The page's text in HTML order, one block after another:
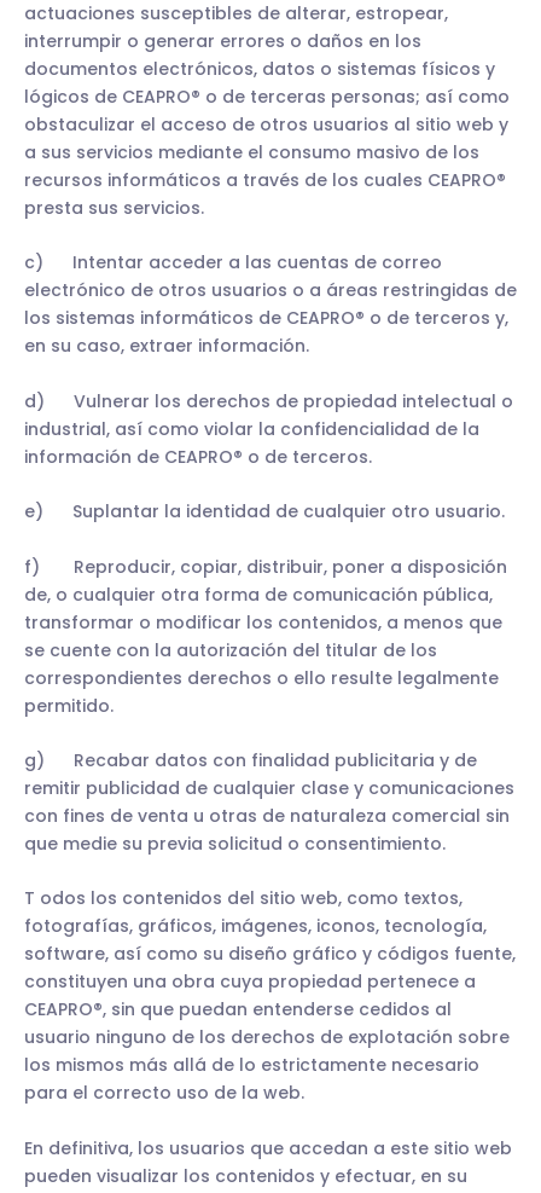
actuaciones susceptibles de alterar, estropear,
interrumpir o generar errores o daños en los
documentos electrónicos, datos o sistemas físicos y
lógicos de CEAPRO® o de terceras personas; así como
obstaculizar el acceso de otros usuarios al sitio web y
a sus servicios mediante el consumo masivo de los
recursos informáticos a través de los cuales CEAPRO®
presta sus servicios.
c) Intentar acceder a las cuentas de correo
electrónico de otros usuarios o a áreas restringidas de
los sistemas informáticos de CEAPRO® o de terceros y,
en su caso, extraer información.
d) Vulnerar los derechos de propiedad intelectual o
industrial, así como violar la confidencialidad de la
información de CEAPRO® o de terceros.
e) Suplantar la identidad de cualquier otro usuario.
f) Reproducir, copiar, distribuir, poner a disposición
de, o cualquier otra forma de comunicación pública,
transformar o modificar los contenidos, a menos que
se cuente con la autorización del titular de los
correspondientes derechos o ello resulte legalmente
permitido.
g) Recabar datos con finalidad publicitaria y de
remitir publicidad de cualquier clase y comunicaciones
con fines de venta u otras de naturaleza comercial sin
que medie su previa solicitud o consentimiento.
T odos los contenidos del sitio web, como textos,
fotografías, gráficos, imágenes, iconos, tecnología,
software, así como su diseño gráfico y códigos fuente,
constituyen una obra cuya propiedad pertenece a
CEAPRO®, sin que puedan entenderse cedidos al
usuario ninguno de los derechos de explotación sobre
los mismos más allá de lo estrictamente necesario
para el correcto uso de la web.
En definitiva, los usuarios que accedan a este sitio web
pueden visualizar los contenidos y efectuar, en su